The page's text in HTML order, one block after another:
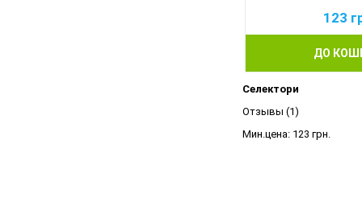
123
ДО
Селектори
Отзывы (1)
Мин.цена: 123 грн.